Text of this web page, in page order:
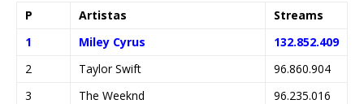
P Artistas
Streams
1
Miley Cyrus
132.852.409
2
Taylor Swift
96.860.904
3
The Weeknd
96.235.016